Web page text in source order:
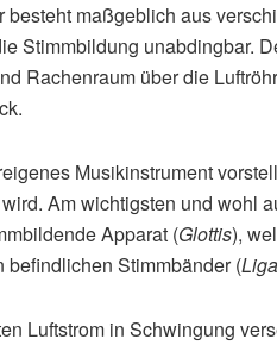
maßgeblich aus
Stimmbildung unabdingbar.
Rachenraum über die
Musikinstrument
Am wichtigsten und wohl
Apparat (Glottis),
befindlichen Stimmbänder (
Luftstrom in Schwingung